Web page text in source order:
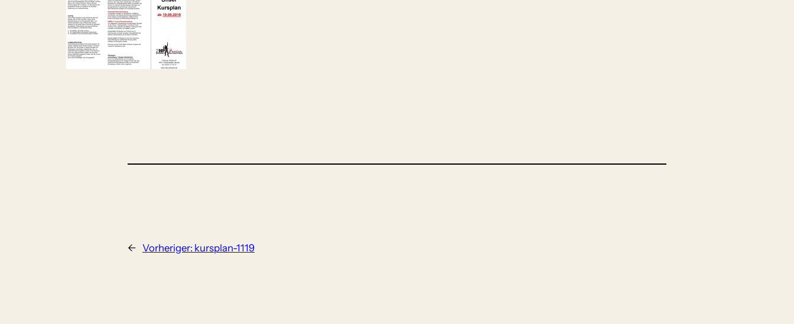
← Vorheriger: kursplan-1119